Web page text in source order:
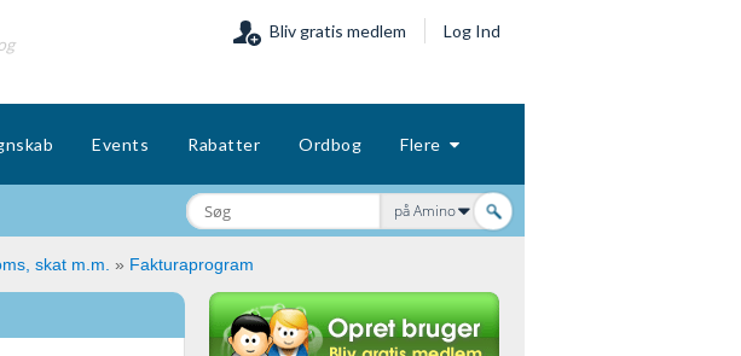
Bliv gratis medlem Log Ind
Events Rabatter Ordbog Flere
på Amino
skat m.m. » Fakturaprogram